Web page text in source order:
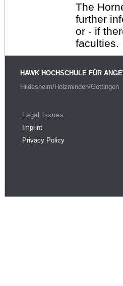
The
further
or - if
faculties.
HAWK HOCHSCHULE FÜR
Hildesheim/Holzminden/Göttingen
Legal issues
Imprint
Privacy Policy